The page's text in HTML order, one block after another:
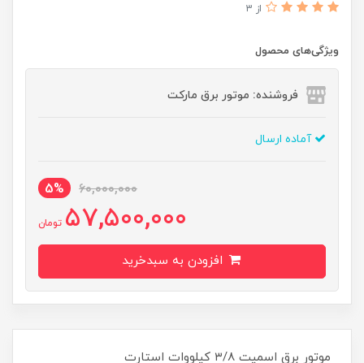
از 3
ویژگی‌های محصول
فروشنده: موتور برق مارکت
آماده ارسال
60,000,000
5%
57,500,000 تومان
موتور برق اسمیت ۳/۸ کیلووات استارت